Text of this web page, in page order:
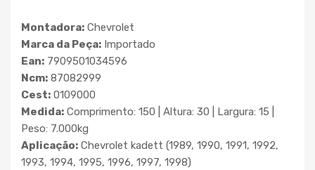
Montadora: Chevrolet
Marca da Peça: Importado
Ean: 7909501034596
Ncm: 87082999
Cest: 0109000
Medida: Comprimento: 150 | Altura: 30 | Largura: 15 |
Peso: 7.000kg
Aplicação: Chevrolet kadett (1989, 1990, 1991, 1992,
1993, 1994, 1995, 1996, 1997, 1998)